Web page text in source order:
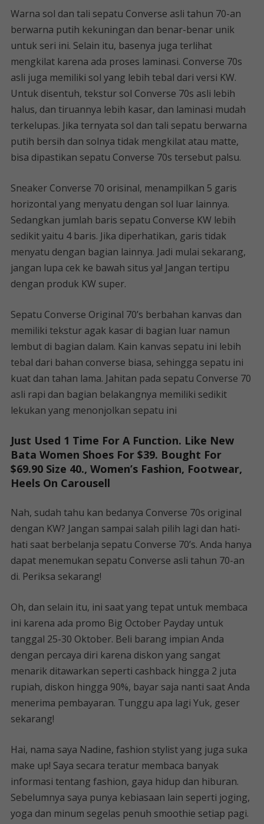
Warna sol dan tali sepatu Converse asli tahun 70-an
berwarna putih kekuningan dan benar-benar unik
untuk seri ini. Selain itu, basenya juga terlihat
mengkilat karena ada proses laminasi. Converse 70s
asli juga memiliki sol yang lebih tebal dari versi KW.
Untuk disentuh, tekstur sol Converse 70s asli lebih
halus, dan tiruannya lebih kasar, dan laminasi mudah
terkelupas. Jika ternyata sol dan tali sepatu berwarna
putih bersih dan solnya tidak mengkilat atau matte,
bisa dipastikan sepatu Converse 70s tersebut palsu.
Sneaker Converse 70 orisinal, menampilkan 5 garis
horizontal yang menyatu dengan sol luar lainnya.
Sedangkan jumlah baris sepatu Converse KW lebih
sedikit yaitu 4 baris. Jika diperhatikan, garis tidak
menyatu dengan bagian lainnya. Jadi mulai sekarang,
jangan lupa cek ke bawah situs ya! Jangan tertipu
dengan produk KW super.
Sepatu Converse Original 70’s berbahan kanvas dan
memiliki tekstur agak kasar di bagian luar namun
lembut di bagian dalam. Kain kanvas sepatu ini lebih
tebal dari bahan converse biasa, sehingga sepatu ini
kuat dan tahan lama. Jahitan pada sepatu Converse 70
asli rapi dan bagian belakangnya memiliki sedikit
lekukan yang menonjolkan sepatu ini
Just Used 1 Time For A Function. Like New
Bata Women Shoes For $39. Bought For
$69.90 Size 40., Women’s Fashion, Footwear,
Heels On Carousell
Nah, sudah tahu kan bedanya Converse 70s original
dengan KW? Jangan sampai salah pilih lagi dan hati-
hati saat berbelanja sepatu Converse 70’s. Anda hanya
dapat menemukan sepatu Converse asli tahun 70-an
di. Periksa sekarang!
Oh, dan selain itu, ini saat yang tepat untuk membaca
ini karena ada promo Big October Payday untuk
tanggal 25-30 Oktober. Beli barang impian Anda
dengan percaya diri karena diskon yang sangat
menarik ditawarkan seperti cashback hingga 2 juta
rupiah, diskon hingga 90%, bayar saja nanti saat Anda
menerima pembayaran. Tunggu apa lagi Yuk, geser
sekarang!
Hai, nama saya Nadine, fashion stylist yang juga suka
make up! Saya secara teratur membaca banyak
informasi tentang fashion, gaya hidup dan hiburan.
Sebelumnya saya punya kebiasaan lain seperti joging,
yoga dan minum segelas penuh smoothie setiap pagi.